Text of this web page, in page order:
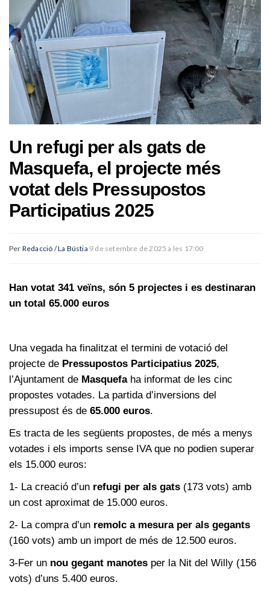
Un refugi per als gats de
Masquefa, el projecte més
votat dels Pressupostos
Participatius 2025
Per Redacció / La Bústia 9 de setembre de 2025 a les 17:00
Han votat 341 veïns, són 5 projectes i es destinaran
un total 65.000 euros
Una vegada ha finalitzat el termini de votació del
projecte de Pressupostos Participatius 2025,
l’Ajuntament de Masquefaha informat de les cinc
propostes votades. La partida d’inversions del
pressupost és de 65.000 euros.
Es tracta de les següents propostes, de més a menys
votades i els imports sense IVA que no podien superar
els 15.000 euros:
1- La creació d’un refugi per als gats (173 vots) amb
un cost aproximat de 15.000 euros.
2- La compra d’un remolc a mesura per als gegants
(160 vots) amb un import de més de 12.500 euros.
3-Fer un nou gegant manotes per la Nit del Willy (156
vots) d’uns 5.400 euros.